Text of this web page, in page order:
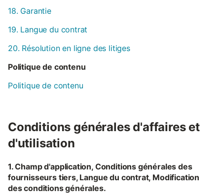
18. Garantie
19. Langue du contrat
20. Résolution en ligne des litiges
Politique de contenu
Politique de contenu
Conditions générales d'affaires et
d'utilisation
1. Champ d'application, Conditions générales des
fournisseurs tiers, Langue du contrat, Modification
des conditions générales.